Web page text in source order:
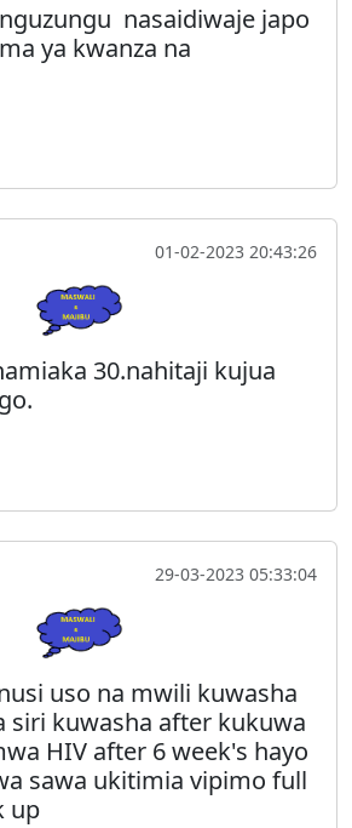
nasaidiwaje japo
ya kwanza na
01-02-2023 20:43:26
30.nahitaji kujua
29-03-2023 05:33:04
uso na mwili kuwasha
siri kuwasha after kukuwa
HIV after 6 week's hayo
sawa ukitimia vipimo full
up